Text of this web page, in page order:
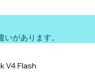
があります。
V4 Flash